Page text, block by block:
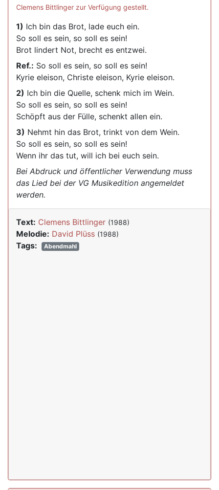
Clemens Bittlinger zur Verfügung gestellt.
1) Ich bin das Brot, lade euch ein.
So soll es sein, so soll es sein!
Brot lindert Not, brecht es entzwei.
Ref.: So soll es sein, so soll es sein!
Kyrie eleison, Christe eleison, Kyrie eleison.
2) Ich bin die Quelle, schenk mich im Wein.
So soll es sein, so soll es sein!
Schöpft aus der Fülle, schenkt allen ein.
3) Nehmt hin das Brot, trinkt von dem Wein.
So soll es sein, so soll es sein!
Wenn ihr das tut, will ich bei euch sein.
Bei Abdruck und öffentlicher Verwendung muss
das Lied bei der VG Musikedition angemeldet
werden.
Text: Clemens Bittlinger (1988)
Melodie: David Plüss (1988)
Tags: Abendmahl